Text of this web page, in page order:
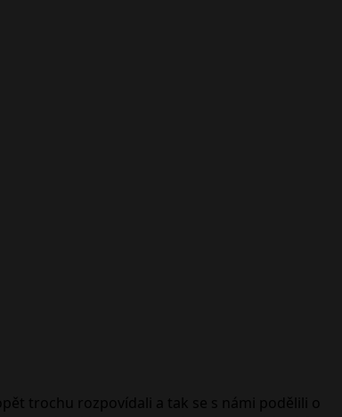
trochu rozpovídali a tak se s námi podělili o